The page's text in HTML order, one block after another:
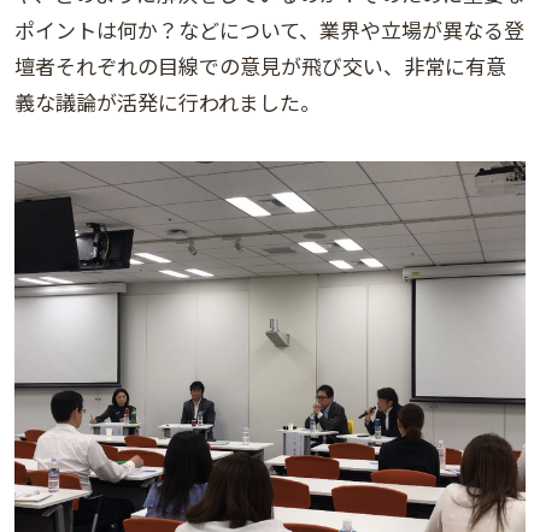
ポイントは何か？などについて、業界や立場が異なる登
壇者それぞれの目線での意見が飛び交い、非常に有意
義な議論が活発に行われました。